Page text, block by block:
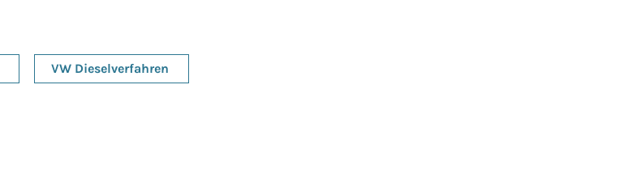
VW Dieselverfahren